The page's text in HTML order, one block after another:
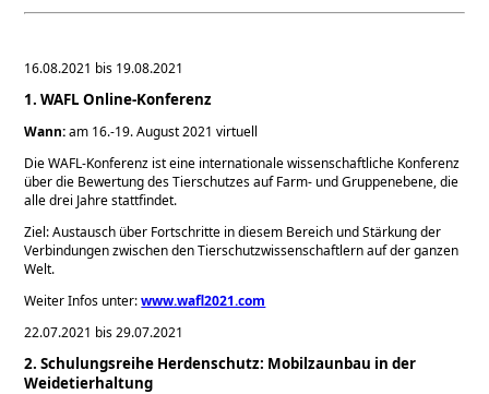
16.08.2021 bis 19.08.2021
1. WAFL Online-Konferenz
Wann:am 16.-19. August 2021 virtuell
Die WAFL-Konferenz ist eine internationale wissenschaftliche Konferenz
über die Bewertung des Tierschutzes auf Farm- und Gruppenebene, die
alle drei Jahre stattfindet.
Ziel: Austausch über Fortschritte in diesem Bereich und Stärkung der
Verbindungen zwischen den Tierschutzwissenschaftlern auf der ganzen
Welt.
Weiter Infos unter:www.wafl2021.com
22.07.2021 bis 29.07.2021
2. Schulungsreihe Herdenschutz: Mobilzaunbau in der
Weidetierhaltung